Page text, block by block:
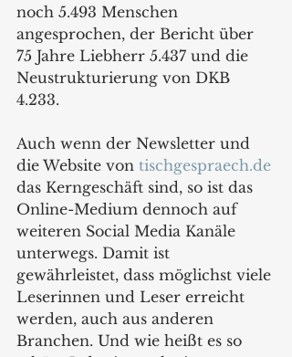
noch 5.493 Menschen
angesprochen, der Bericht über
75 Jahre Liebherr 5.437 und die
Neustrukturierung von DKB
4.233.
Auch wenn der Newsletter und
die Website von tischgespraech.de
das Kerngeschäft sind, so ist das
Online-Medium dennoch auf
weiteren Social Media Kanäle
unterwegs. Damit ist
gewährleistet, dass möglichst viele
Leserinnen und Leser erreicht
werden, auch aus anderen
Branchen. Und wie heißt es so